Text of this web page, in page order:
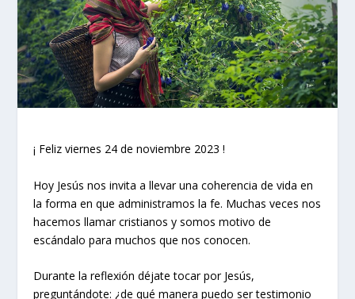
¡ Feliz viernes 24 de noviembre 2023 !
Hoy Jesús nos invita a llevar una coherencia de vida en
la forma en que administramos la fe. Muchas veces nos
hacemos llamar cristianos y somos motivo de
escándalo para muchos que nos conocen.
Durante la reflexión déjate tocar por Jesús,
preguntándote: ¿de qué manera puedo ser testimonio